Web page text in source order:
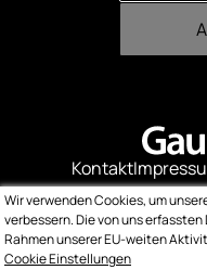
Kontakt
© Gault & Millau
Wir verwenden Cookies, um
verbessern. Die von uns
Rahmen unserer EU-weiten
Cookie Einstellungen